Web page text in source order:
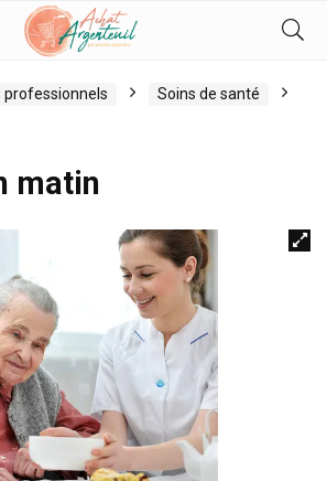
professionnels
Soins de santé
matin